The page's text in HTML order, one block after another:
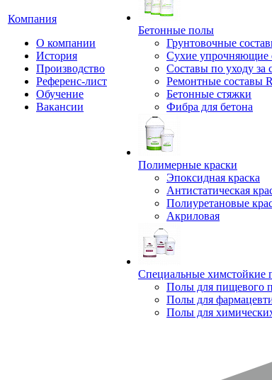
Компания
О компании
История
Производство
Референс-лист
Обучение
Вакансии
Бетонные полы
Грунтовочные
Сухие упрочняющие
Составы по уходу
Ремонтные составы
Бетонные стяжки
Фибра для бетона
Полимерные краски
Эпоксидная краска
Антистатическая
Полиуретановые
Акриловая
Специальные химстойкие
Полы для пищевого
Полы для
Полы для